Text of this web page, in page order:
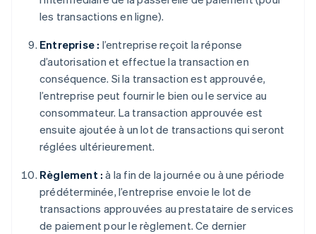
les transactions en ligne).
Entreprise : l’entreprise reçoit la réponse
d’autorisation et effectue la transaction en
conséquence. Si la transaction est approuvée,
l’entreprise peut fournir le bien ou le service au
consommateur. La transaction approuvée est
ensuite ajoutée à un lot de transactions qui seront
réglées ultérieurement.
Règlement : à la fin de la journée ou à une période
prédéterminée, l’entreprise envoie le lot de
transactions approuvées au prestataire de services
de paiement pour le règlement. Ce dernier